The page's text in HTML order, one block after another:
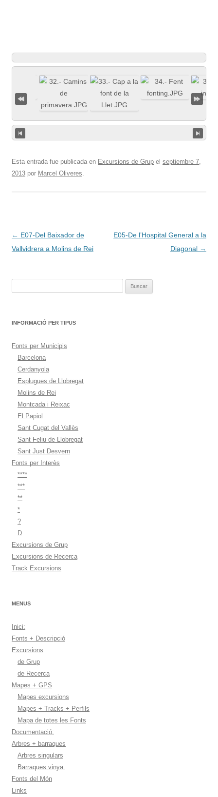
Esta entrada fue publicada en Excursions de Grup el septiembre 7,
2013 por Marcel Oliveres.
Navegación
de
← E07-Del Baixador de
Vallvidrera a Molins de Rei
E05-De l’Hospital General a la
Diagonal →
INFORMACIÓ PER TIPUS
Fonts per Municipis
Barcelona
Cerdanyola
Esplugues de Llobregat
Molins de Rei
Montcada i Reixac
El Papiol
Sant Cugat del Vallès
Sant Feliu de Llobregat
Sant Just Desvern
Fonts per Interès
****
***
**
*
?
D
Excursions de Grup
Excursions de Recerca
Track Excursions
MENUS
Inici:
Fonts + Descripció
Excursions
de Grup
de Recerca
Mapes + GPS
Mapes excursions
Mapes + Tracks + Perfils
Mapa de totes les Fonts
Documentació:
Arbres + barraques
Arbres singulars
Barraques vinya.
Fonts del Món
Links